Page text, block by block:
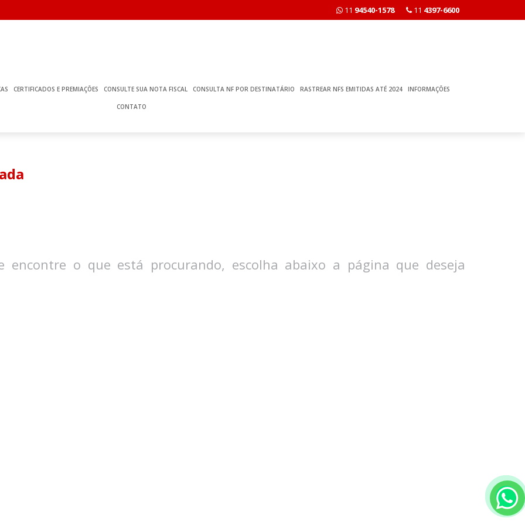
11 4397-6600
11 94540-1578
CERTIFICADOS E PREMIAÇÕES CONSULTE SUA NOTA FISCAL CONSULTA NF POR DESTINATÁRIO RASTREAR NFS EMITIDAS ATÉ 2024 INFORMAÇÕES
CONTATO
encontre o que está procurando, escolha abaixo a página que deseja